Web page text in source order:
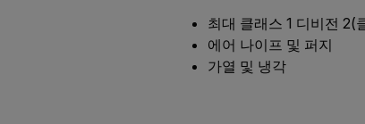
최대 클래스 1 디비전 2(
에어 나이프 및 퍼지
가열 및 냉각